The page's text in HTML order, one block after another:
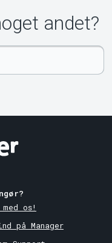
andet?
os!
på Manager